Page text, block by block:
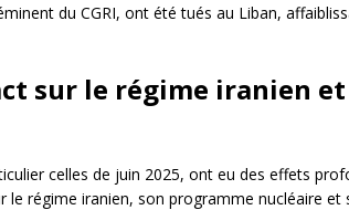
du CGRI, ont été tués au Liban,
sur le régime iranien et
celles de juin 2025, ont eu des effets
régime iranien, son programme nucléaire et